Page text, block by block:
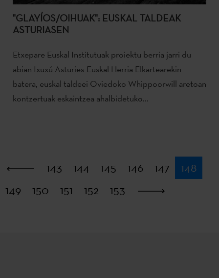
"GLAYÍOS/OIHUAK": EUSKAL TALDEAK
ASTURIASEN
Etxepare Euskal Institutuak proiektu berria jarri du
abian Ixuxú Asturies-Euskal Herria Elkartearekin
batera, euskal taldeei Oviedoko Whippoorwill aretoan
kontzertuak eskaintzea ahalbidetuko...
Lehena
143 144 145 146 147
148
149
150 151 152 153